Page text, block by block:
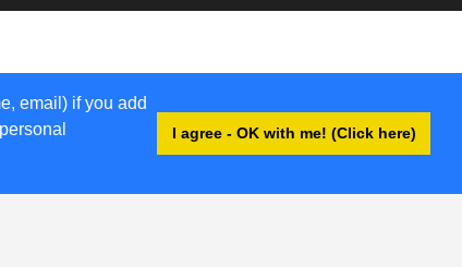
email) if you add
I agree - OK with me! (Click here)
ACCEDI